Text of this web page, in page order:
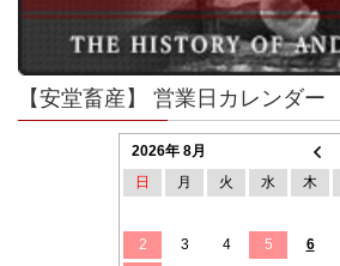
【安堂畜産】 営業日カレンダー
2026年 8月
日
月 火 水 木
2
3 4 5 6